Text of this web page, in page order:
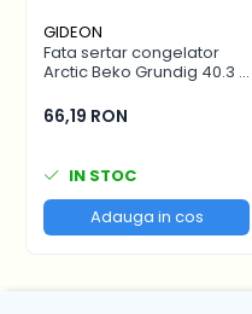
Gorenje
GIDEON
Fata sertar congelator
Arctic Beko Grundig 40.3 x
C00911422
66,19 RON
IN STOC
Adauga in cos